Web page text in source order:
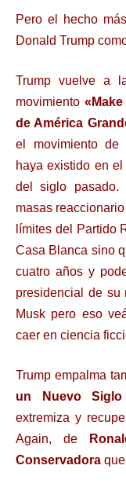
Pero el hecho
Donald Trump
Trump vuelve a
movimiento
de América
el movimiento de
haya existido en
del siglo pasado.
masas
límites del Partido
Casa Blanca sino
cuatro años y
presidencial de su
Musk pero eso
caer en ciencia
Trump empalma
un Nuevo Siglo
extremiza y
Again, de
Conservadora